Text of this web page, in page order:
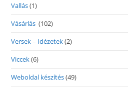
Vallás(1)
Vásárlás (102)
Versek – Idézetek(2)
Viccek(6)
Weboldal készítés(49)